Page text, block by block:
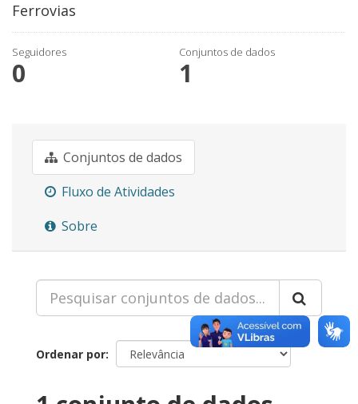
Ferrovias
Seguidores
0
Conjuntos de dados
1
Conjuntos de dados
Fluxo de Atividades
Sobre
Ordenar por